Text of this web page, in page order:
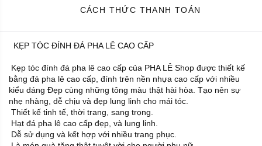
CÁCH THỨC THANH TOÁN
KẸP TÓC ĐÍNH ĐÁ PHA LÊ CAO CẤP
Kẹp tóc đính đá pha lê cao cấp của PHA LÊ Shop được thiết kế
bằng đá pha lê cao cấp, đính trên nền nhựa cao cấp với nhiều
kiểu dáng Đẹp cùng những tông màu thật hài hòa. Tạo nên sự
nhẹ nhàng, dễ chịu và đẹp lung linh cho mái tóc.
Thiết kế tinh tế, thời trang, sang trọng.
Hạt đá pha lê cao cấp đẹp, và lung linh.
Dễ sử dụng và kết hợp với nhiều trang phục.